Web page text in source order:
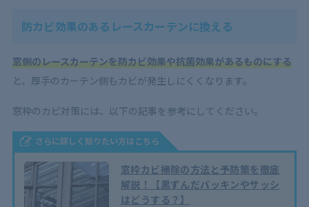
防カビ効果のあるレースカーテンに換える
窓側のレースカーテンを防カビ効果や抗菌効果があるものにする
と、厚手のカーテン側もカビが発生しにくくなります。
窓枠のカビ対策には、以下の記事を参考にしてください。
さらに詳しく知りたい方はこちら
窓枠カビ掃除の方法と予防策を徹底
解説！【黒ずんだパッキンやサッシ
はどうする？】